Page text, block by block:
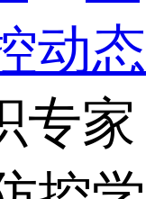
动态
专家